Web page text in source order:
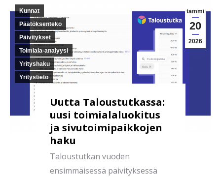
tammi
20
2026
Kunnat
Päätöksenteko
Päivitykset
Toimiala-analyysi
Yrityshaku
Yritystieto
Uutta Taloustutkassa:
uusi toimialaluokitus
ja sivutoimipaikkojen
haku
Taloustutkan vuoden
ensimmäisessä päivityksessä